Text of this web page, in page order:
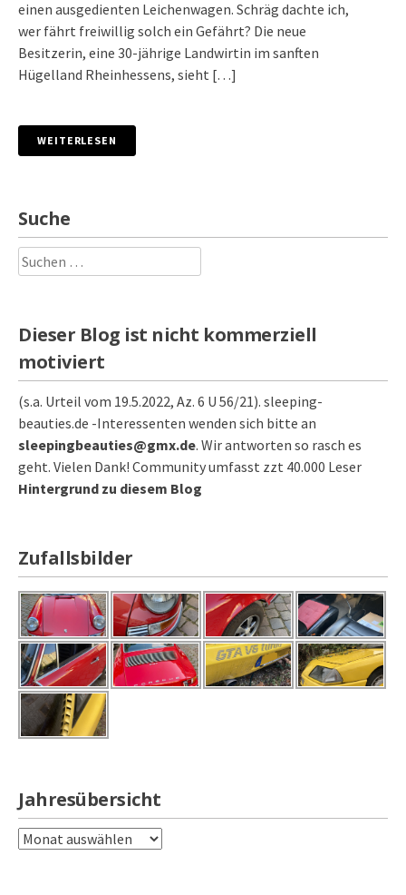
einen ausgedienten Leichenwagen. Schräg dachte ich,
wer fährt freiwillig solch ein Gefährt? Die neue
Besitzerin, eine 30-jährige Landwirtin im sanften
Hügelland Rheinhessens, sieht […]
WEITERLESEN
Suche
Suchen
nach:
Dieser Blog ist nicht kommerziell
motiviert
(s.a. Urteil vom 19.5.2022, Az. 6 U 56/21). sleeping-
beauties.de -Interessenten wenden sich bitte an
sleepingbeauties@gmx.de. Wir antworten so rasch es
geht. Vielen Dank! Community umfasst zzt 40.000 Leser
Hintergrund zu diesem Blog
Zufallsbilder
Jahresübersicht
Jahresübersicht